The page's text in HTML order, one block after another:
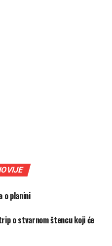
o planini
o stvarnom štencu koji će